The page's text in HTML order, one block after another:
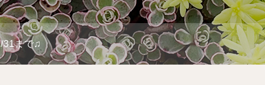
31まで♫